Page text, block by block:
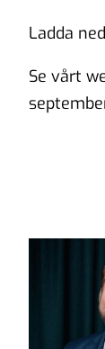
Ladda
Se vårt